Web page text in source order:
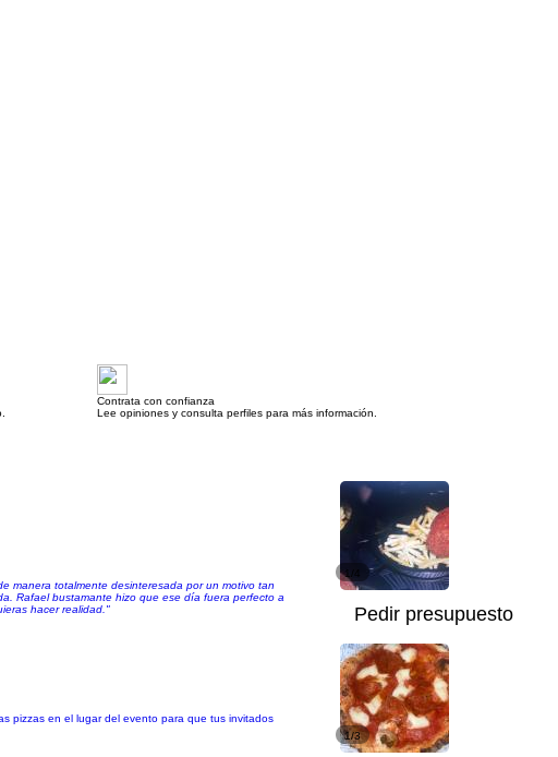
Contrata con confianza
Lee opiniones y consulta perfiles para más información.
manera totalmente desinteresada por un motivo tan
Rafael bustamante hizo que ese día fuera perfecto a
hacer realidad."
1/4
Pedir presupuesto
pizzas en el lugar del evento para que tus invitados
1/3